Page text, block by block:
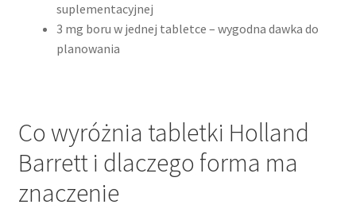
suplementacyjnej
3 mg boru w jednej tabletce – wygodna dawka do
planowania
Co wyróżnia tabletki Holland
Barrett i dlaczego forma ma
znaczenie